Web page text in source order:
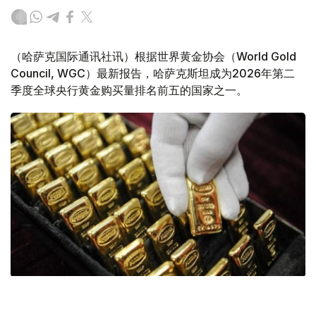
（哈萨克国际通讯社讯）根据世界黄金协会（World Gold
Council, WGC）最新报告，哈萨克斯坦成为2026年第二
季度全球央行黄金购买量排名前五的国家之一。